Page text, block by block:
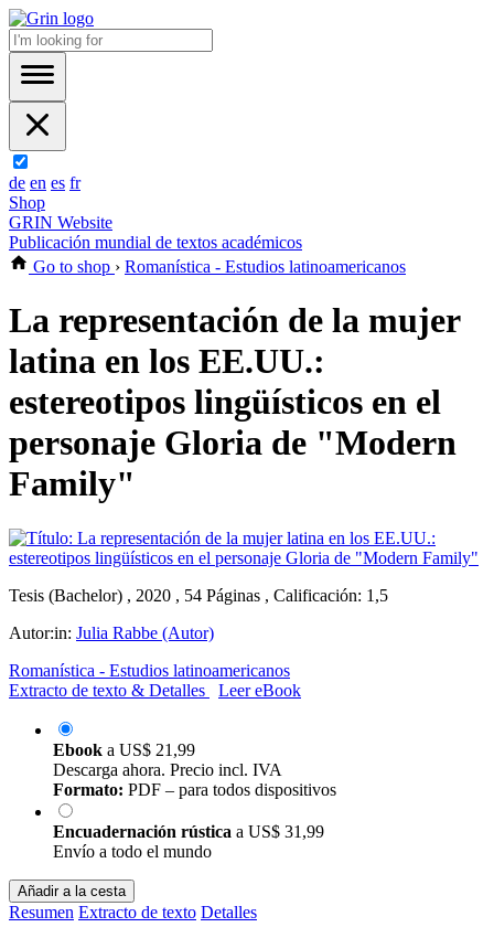
de en es fr
Shop
GRIN Website
Publicación mundial de textos académicos
Go to shop › Romanística - Estudios latinoamericanos
La representación de la mujer
latina en los EE.UU.:
estereotipos lingüísticos en el
personaje Gloria de "Modern
Family"
Tesis (Bachelor) , 2020 , 54 Páginas , Calificación: 1,5
Autor:in: Julia Rabbe (Autor)
Romanística - Estudios latinoamericanos
Extracto de texto & Detalles
Leer eBook
Ebook a US$ 21,99
Descarga ahora. Precio incl. IVA
Formato: PDF – para todos dispositivos
Encuadernación rústica a US$ 31,99
Envío a todo el mundo
Añadir a la cesta
Resumen Extracto de texto Detalles